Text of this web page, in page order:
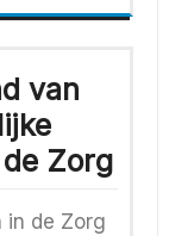
van
Zorg
in de Zorg